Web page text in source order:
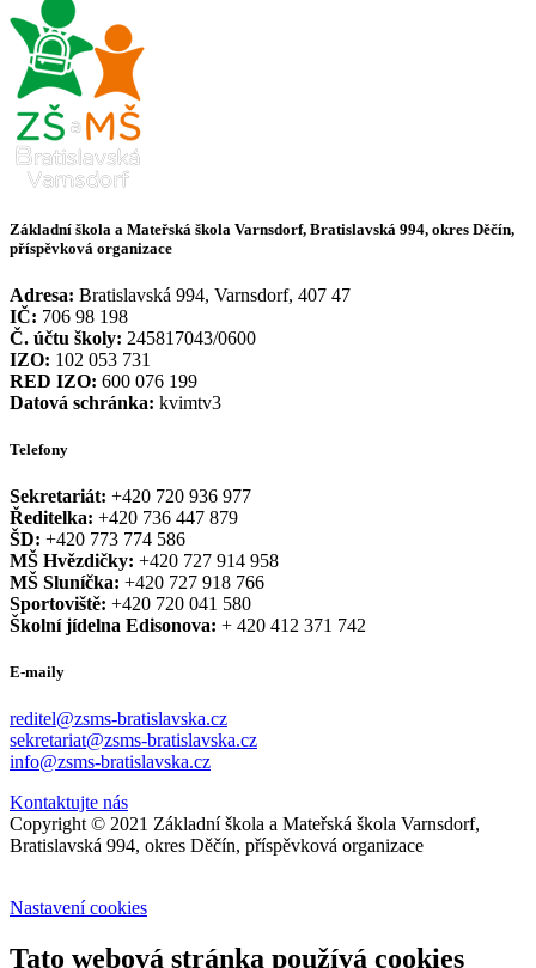
Základní škola a Mateřská škola Varnsdorf, Bratislavská 994, okres Děčín,
příspěvková organizace
Adresa: Bratislavská 994, Varnsdorf, 407 47
IČ: 706 98 198
Č. účtu školy: 245817043/0600
IZO: 102 053 731
RED IZO: 600 076 199
Datová schránka: kvimtv3
Telefony
Sekretariát: +420 720 936 977
Ředitelka: +420 736 447 879
ŠD: +420 773 774 586
MŠ Hvězdičky: +420 727 914 958
MŠ Sluníčka: +420 727 918 766
Sportoviště: +420 720 041 580
Školní jídelna Edisonova: + 420 412 371 742
E-maily
reditel@zsms-bratislavska.cz
sekretariat@zsms-bratislavska.cz
info@zsms-bratislavska.cz
Kontaktujte nás
Copyright © 2021 Základní škola a Mateřská škola Varnsdorf,
Bratislavská 994, okres Děčín, příspěvková organizace
Nastavení cookies
Tato webová stránka používá cookies